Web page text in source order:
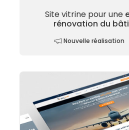
Site vitrine pour une
rénovation du
Nouvelle réalisation